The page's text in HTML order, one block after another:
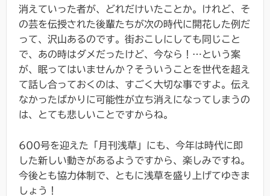
消えていった者が、どれだけいたことか。けれど、そ
の芸を伝授された後輩たちが次の時代に開花した例だ
って、沢山あるのです。街おこしにしても同じこと
で、あの時はダメだったけど、今なら！…という案
が、眠ってはいませんか？そういうことを世代を超え
て話し合っておくのは、すごく大切な事ですよ。伝え
なかったばかりに可能性が立ち消えになってしまうの
は、とても悲しいことですからね。
600号を迎えた「月刊浅草」にも、今年は時代に即
した新しい動きがあるようですから、楽しみですね。
今後とも協力体制で、ともに浅草を盛り上げてゆきま
しょう！